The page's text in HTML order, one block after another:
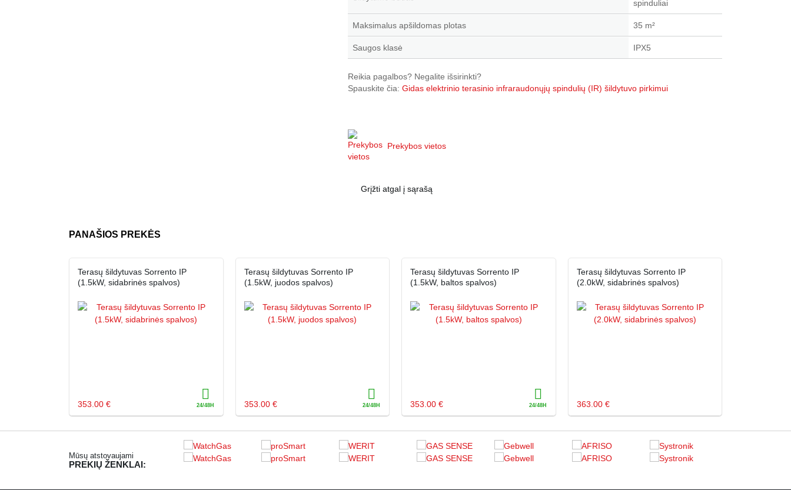
spinduliai
Maksimalus apšildomas plotas 35 m²
Saugos klasė IPX5
Reikia pagalbos? Negalite išsirinkti?
Spauskite čia: Gidas elektrinio terasinio infraraudonųjų spindulių (IR) šildytuvo pirkimui
Prekybos vietos
Grįžti atgal į sąrašą
PANAŠIOS PREKĖS
Terasų šildytuvas Sorrento IP
(1.5kW, sidabrinės spalvos)
353.00 €
Terasų šildytuvas Sorrento IP
(1.5kW, juodos spalvos)
353.00 €
Terasų šildytuvas Sorrento IP
(1.5kW, baltos spalvos)
353.00 €
Terasų šildytuvas Sorrento IP
(2.0kW, sidabrinės spalvos)
363.00 €
Mūsų atstovaujami
PREKIŲ ŽENKLAI: